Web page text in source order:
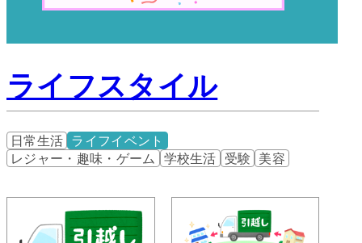
ライフスタイル
日常生活 ライフイベント
レジャー・趣味・ゲーム 学校生活 受験 美容